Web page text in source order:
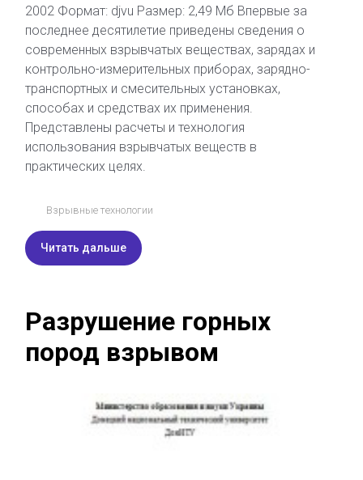
2002 Формат: djvu Размер: 2,49 Мб Впервые за
последнее десятилетие приведены сведения о
современных взрывчатых веществах, зарядах и
контрольно-измерительных приборах, зарядно-
транспортных и смесительных установках,
способах и средствах их применения.
Представлены расчеты и технология
использования взрывчатых веществ в
практических целях.
Взрывные технологии
Читать дальше
Разрушение горных
пород взрывом